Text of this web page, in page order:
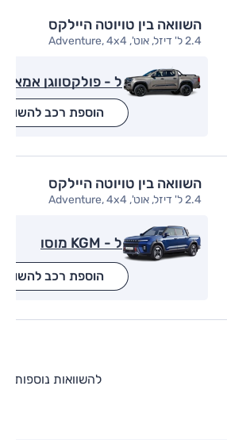
השוואה בין טויוטה היילקס
2.4 ל' דיזל, אוט', Adventure, 4x4
ל - פולקסווגן אמארוק
הוספת רכב להשוואה
השוואה בין טויוטה היילקס
2.4 ל' דיזל, אוט', Adventure, 4x4
ל - KGM מוסו
הוספת רכב להשוואה
להשוואות נוספות